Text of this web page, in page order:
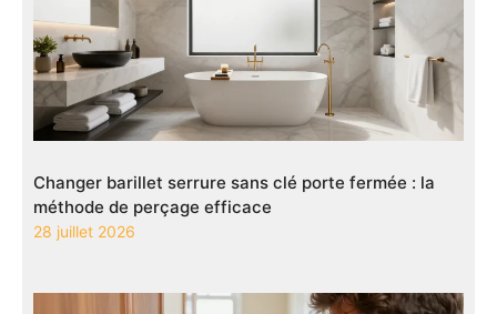
Changer barillet serrure sans clé porte fermée : la
méthode de perçage efficace
28 juillet 2026